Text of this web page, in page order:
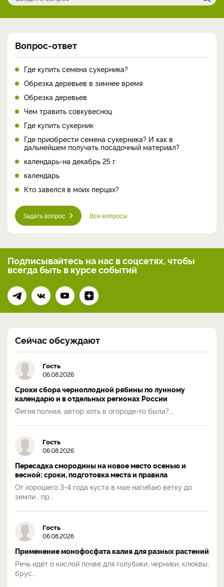
Вопрос-ответ
Где купить семена сукерника?
Обрезка деревьев в зимнее время
Обрезка деревьев
Чем травить совкувесноц
Где купить сукерник
Где приобрести семена сукерника? И как в
дальнейшем получать посадочный материал?
календарь-на декабрь 25 г
календарь
Кто завелся в моих перцах?
Задать вопрос Все вопросы
Подписывайтесь на нас в соцсетях, чтобы
всегдабыть в курсе событий
Сейчас обсуждают
Гость
06.08.2026
Сроки сбора черноплодной рябины по лунному
календарю и в отдельных регионах России
Фигня полная, автор хоть в огороде-то была?...
Гость
06.08.2026
Пересадка смородины на новое место осенью и
весной: сроки, подготовка места и правила
От хорошего 3-4 года куста в мае нагибаю ветку до
земли , пр...
Гость
06.08.2026
Применение монофосфата калия для разных растений
Речь идёт о кислой почве для голубики, черники, клюквы,
брус...